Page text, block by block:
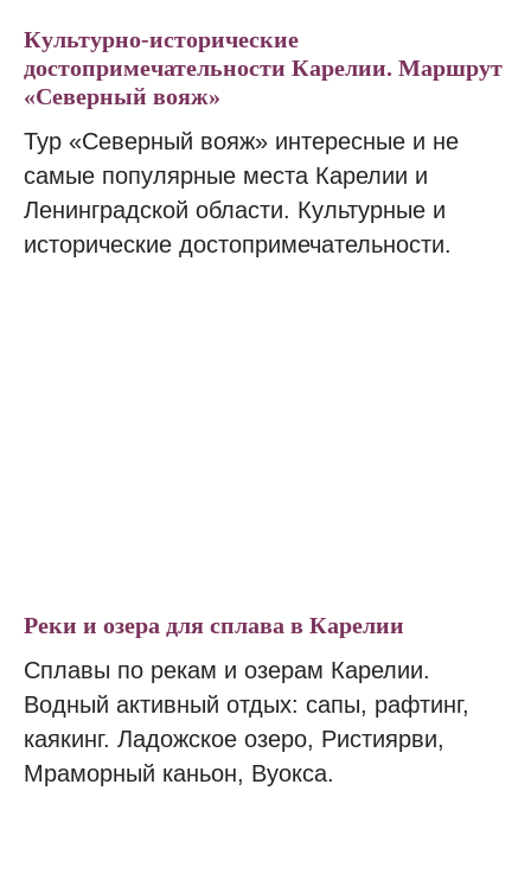
Культурно-исторические
достопримечательности Карелии. Маршрут
«Северный вояж»
Тур «Северный вояж» интересные и не
самые популярные места Карелии и
Ленинградской области. Культурные и
исторические достопримечательности.
Реки и озера для сплава в Карелии
Сплавы по рекам и озерам Карелии.
Водный активный отдых: сапы, рафтинг,
каякинг. Ладожское озеро, Ристиярви,
Мраморный каньон, Вуокса.